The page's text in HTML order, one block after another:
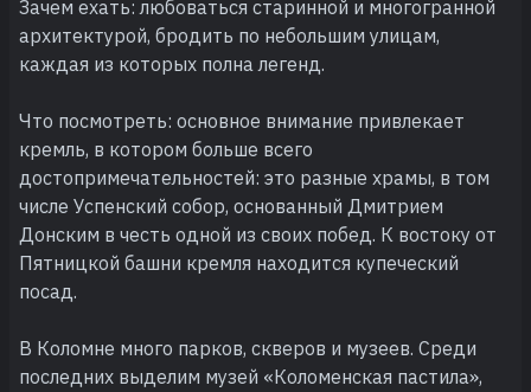
Зачем ехать: любоваться старинной и многогранной
архитектурой, бродить по небольшим улицам,
каждая из которых полна легенд.
Что посмотреть: основное внимание привлекает
кремль, в котором больше всего
достопримечательностей: это разные храмы, в том
числе Успенский собор, основанный Дмитрием
Донским в честь одной из своих побед. К востоку от
Пятницкой башни кремля находится купеческий
посад.
В Коломне много парков, скверов и музеев. Среди
последних выделим музей «Коломенская пастила»,